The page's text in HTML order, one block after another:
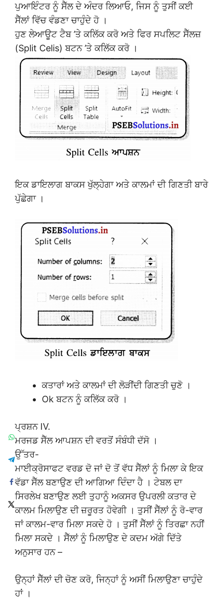
ਪੁਆਇੰਟਰ ਨੂੰ ਸੈੱਲ ਦੇ ਅੰਦਰ ਲਿਆਓ, ਜਿਸ ਨੂੰ ਤੁਸੀਂ ਕਈ
ਸੈੱਲਾਂ ਵਿੱਚ ਵੰਡਣਾ ਚਾਹੁੰਦੇ ਹੋ ।
ਹੁਣ ਲੇਆਊਟ ਟੈਬ ’ਤੇ ਕਲਿੱਕ ਕਰੋ ਅਤੇ ਫਿਰ ਸਪਲਿਟ ਸੈੱਲਜ਼
(Split Celis) ਬਟਨ ’ਤੇ ਕਲਿੱਕ ਕਰੋ ।
ਇਕ ਡਾਇਲਾਗ ਬਾਕਸ ਖੁੱਲ੍ਹੇਗਾ ਅਤੇ ਕਾਲਮਾਂ ਦੀ ਗਿਣਤੀ ਬਾਰੇ
ਪੁੱਛੇਗਾ ।
ਕਤਾਰਾਂ ਅਤੇ ਕਾਲਮਾਂ ਦੀ ਲੋੜੀਂਦੀ ਗਿਣਤੀ ਚੁਣੋ ।
Ok ਬਟਨ ਨੂੰ ਕਲਿੱਕ ਕਰੋ ।
ਪ੍ਰਸ਼ਨ IV.
ਮਰਜਡ ਸੈੱਲ ਆਪਸ਼ਨ ਦੀ ਵਰਤੋਂ ਸੰਬੰਧੀ ਦੱਸੋ ।
ਉੱਤਰ-
ਮਾਈਕ੍ਰੋਸਾਫਟ ਵਰਡ ਦੋ ਜਾਂ ਦੋ ਤੋਂ ਵੱਧ ਸੈੱਲਾਂ ਨੂੰ ਮਿਲਾ ਕੇ ਇਕ
ਵੱਡਾ ਸੈੱਲ ਬਣਾਉਣ ਦੀ ਆਗਿਆ ਦਿੰਦਾ ਹੈ । ਟੇਬਲ ਦਾ
ਸਿਰਲੇਖ ਬਣਾਉਣ ਲਈ ਤੁਹਾਨੂੰ ਅਕਸਰ ਉਪਰਲੀ ਕਤਾਰ ਦੇ
ਕਾਲਮ ਮਿਲਾਉਣ ਦੀ ਜ਼ਰੂਰਤ ਹੋਵੇਗੀ । ਤੁਸੀਂ ਸੈੱਲਾਂ ਨੂੰ ਰੋ-ਵਾਰ
ਜਾਂ ਕਾਲਮ-ਵਾਰ ਮਿਲਾ ਸਕਦੇ ਹੋ । ਤੁਸੀਂ ਸੈੱਲਾਂ ਨੂੰ ਤਿਰਛਾ ਨਹੀਂ
ਮਿਲਾ ਸਕਦੇ । ਸੈੱਲਾਂ ਨੂੰ ਮਿਲਾਉਣ ਦੇ ਕਦਮ ਅੱਗੇ ਦਿੱਤੇ
ਅਨੁਸਾਰ ਹਨ –
ਉਨ੍ਹਾਂ ਸੈੱਲਾਂ ਦੀ ਚੋਣ ਕਰੋ, ਜਿਨ੍ਹਾਂ ਨੂੰ ਅਸੀਂ ਮਿਲਾਉਣਾ ਚਾਹੁੰਦੇ
ਹਾਂ ।